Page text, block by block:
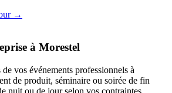
→
à Morestel
vos événements professionnels à
de produit, séminaire ou soirée de fin
nuit ou de jour selon vos contraintes.